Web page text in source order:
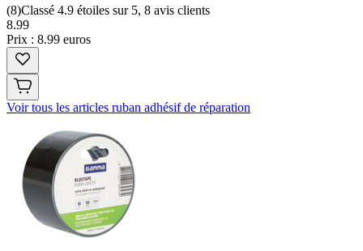
(8)Classé 4.9 étoiles sur 5, 8 avis clients
8.99
Prix : 8.99 euros
Voir tous les articles ruban adhésif de réparation